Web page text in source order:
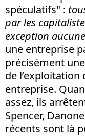
spéculatifs" :
par les
exception aucune
une entreprise
précisément
de l’exploitation
entreprise.
assez, ils
Spencer,
récents sont là